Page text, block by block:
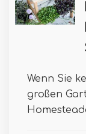
Wenn Sie
großen